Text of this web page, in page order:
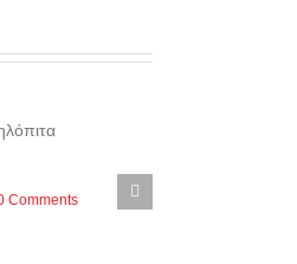
Comments